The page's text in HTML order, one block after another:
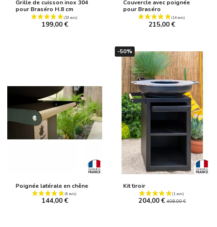
Grille de cuisson inox 304
pour Braséro H.8 cm
(19 avis)
199,00 €
Couvercle avec poignée
pour Braséro
215,00 €
Poignée latérale en chêne
144,00 €
-50%
Kit tiroir
204,00 € 408,00 €